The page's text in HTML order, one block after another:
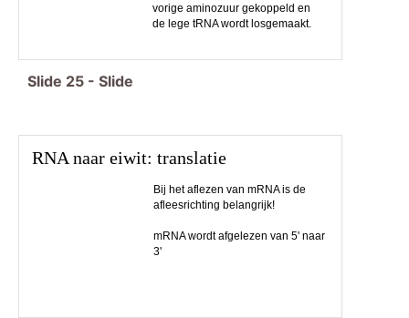
vorige aminozuur gekoppeld en
de lege tRNA wordt losgemaakt.
Slide 25 - Slide
RNA naar eiwit: translatie
Bij het aflezen van mRNA is de
afleesrichting belangrijk!
mRNA wordt afgelezen van 5' naar
3'